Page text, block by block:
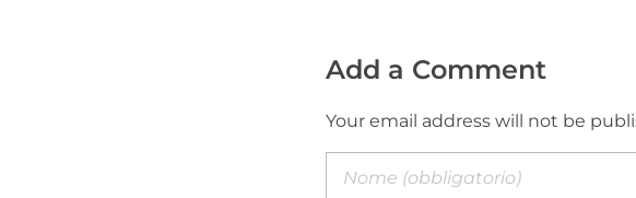
Add a Comment
Your email address will not be